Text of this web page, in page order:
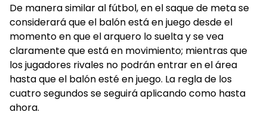
De manera similar al fútbol, en el saque de meta se
considerará que el balón está en juego desde el
momento en que el arquero lo suelta y se vea
claramente que está en movimiento; mientras que
los jugadores rivales no podrán entrar en el área
hasta que el balón esté en juego. La regla de los
cuatro segundos se seguirá aplicando como hasta
ahora.